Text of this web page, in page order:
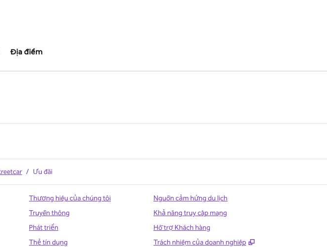
Địa điểm
/ Ưu đãi
Thương hiệu của chúng tôi
Truyền thông
Phát triển
Thẻ tín dụng
Nguồn cảm hứng du lịch
Khả năng truy cập mạng
Hỗ trợ Khách hàng
Trách nhiệm của doanh nghiệp
,